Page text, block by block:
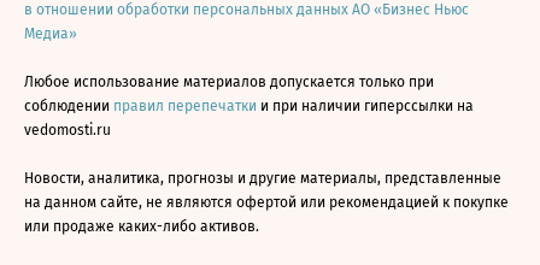
в отношении обработки персональных данных АО «Бизнес Ньюс
Медиа»
Любое использование материалов допускается только при
соблюдении правил перепечатки и при наличии гиперссылки на
vedomosti.ru
Новости, аналитика, прогнозы и другие материалы, представленные
на данном сайте, не являются офертой или рекомендацией к покупке
или продаже каких-либо активов.